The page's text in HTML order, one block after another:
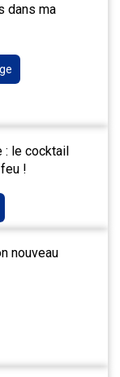
dans ma
: le cocktail
!
nouveau